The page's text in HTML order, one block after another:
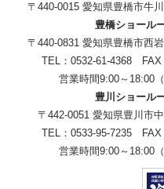
〒440-0015 愛知県豊橋市牛
豊橋ショール
〒440-0831 愛知県豊橋市西
TEL：0532-61-4368 FAX
営業時間9:00～18:00（
豊川ショール
〒442-0051 愛知県豊川市
TEL：0533-95-7235 FAX
営業時間9:00～18:00（